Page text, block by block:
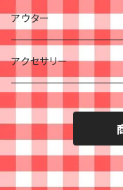
アウター
アクセサリー